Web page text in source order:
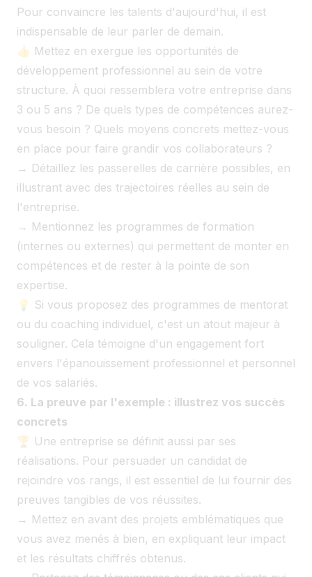
Pour convaincre les talents d'aujourd'hui, il est
indispensable de leur parler de demain.
👍 Mettez en exergue les opportunités de
développement professionnel au sein de votre
structure. À quoi ressemblera votre entreprise dans
3 ou 5 ans ? De quels types de compétences aurez-
vous besoin ? Quels moyens concrets mettez-vous
en place pour faire grandir vos collaborateurs ?
→ Détaillez les passerelles de carrière possibles, en
illustrant avec des trajectoires réelles au sein de
l'entreprise.
→ Mentionnez les programmes de formation
(internes ou externes) qui permettent de monter en
compétences et de rester à la pointe de son
expertise.
💡 Si vous proposez des programmes de mentorat
ou du coaching individuel, c'est un atout majeur à
souligner. Cela témoigne d'un engagement fort
envers l'épanouissement professionnel et personnel
de vos salariés.
6. La preuve par l'exemple : illustrez vos succès
concrets
🏆 Une entreprise se définit aussi par ses
réalisations. Pour persuader un candidat de
rejoindre vos rangs, il est essentiel de lui fournir des
preuves tangibles de vos réussites.
→ Mettez en avant des projets emblématiques que
vous avez menés à bien, en expliquant leur impact
et les résultats chiffrés obtenus.